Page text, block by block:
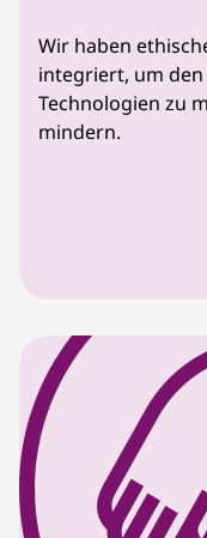
Wir haben
integriert, um
Technologien zu
mindern.